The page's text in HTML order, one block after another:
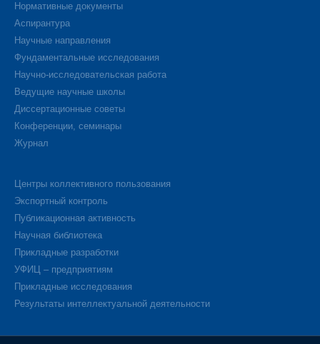
Нормативные документы
Аспирантура
Научные направления
Фундаментальные исследования
Научно-исследовательская работа
Ведущие научные школы
Диссертационные советы
Конференции, семинары
Журнал
Центры коллективного пользования
Экспортный контроль
Публикационная активность
Научная библиотека
Прикладные разработки
УФИЦ – предприятиям
Прикладные исследования
Результаты интеллектуальной деятельности